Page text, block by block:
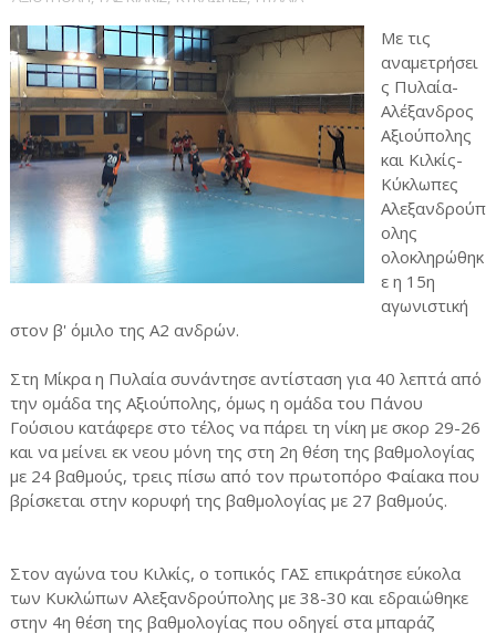
Με τις
αναμετρήσει
ς Πυλαία-
Αλέξανδρος
Αξιούπολης
και Κιλκίς-
Κύκλωπες
Αλεξανδρούπ
ολης
ολοκληρώθηκ
ε η 15η
αγωνιστική
στον β' όμιλο της Α2 ανδρών.
Στη Μίκρα η Πυλαία συνάντησε αντίσταση για 40 λεπτά από
την ομάδα της Αξιούπολης, όμως η ομάδα του Πάνου
Γούσιου κατάφερε στο τέλος να πάρει τη νίκη με σκορ 29-26
και να μείνει εκ νεου μόνη της στη 2η θέση της βαθμολογίας
με 24 βαθμούς, τρεις πίσω από τον πρωτοπόρο Φαίακα που
βρίσκεται στην κορυφή της βαθμολογίας με 27 βαθμούς.
Στον αγώνα του Κιλκίς, ο τοπικός ΓΑΣ επικράτησε εύκολα
των Κυκλώπων Αλεξανδρούπολης με 38-30 και εδραιώθηκε
στην 4η θέση της βαθμολογίας που οδηγεί στα μπαράζ